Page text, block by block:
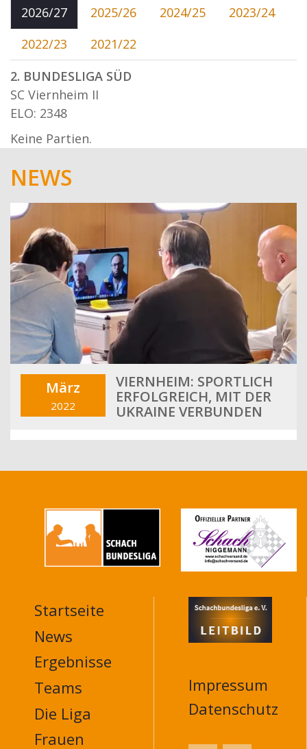
2026/27 2025/26 2024/25
2023/24
2022/23
2021/22
2. BUNDESLIGA SÜD
SC Viernheim II
ELO: 2348
Keine Partien.
NEWS
März
2022
VIERNHEIM: SPORTLICH
ERFOLGREICH, MIT DER
UKRAINE VERBUNDEN
MAIN
NAVIGATION
FOOTER
Startseite
News
Ergebnisse
Teams
Die Liga
Frauen
Impressum
Datenschutz